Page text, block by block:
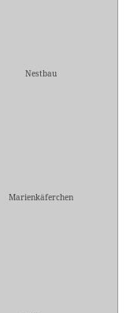
Nestbau
Marienkäferchen